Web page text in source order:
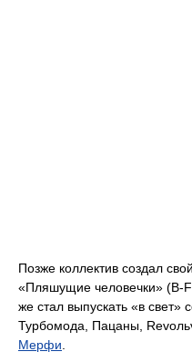
Позже коллектив создал
«Пляшущие человечки» (B-
же стал выпускать «в
Турбомода, Пацаны,
Мерфи